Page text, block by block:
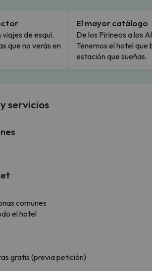
viajes de esquí.
que no verás en
El mayor catálogo
De los Pirineos a los
Tenemos el hotel que
estación que sueñas.
servicios
comunes
el hotel
gratis (previa petición)